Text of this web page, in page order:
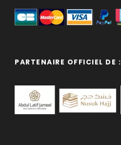
PARTENAIRE OFFICIEL DE :